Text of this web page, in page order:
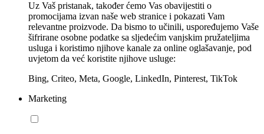
Uz Vaš pristanak, također ćemo Vas obavijestiti o
promocijama izvan naše web stranice i pokazati Vam
relevantne proizvode. Da bismo to učinili, uspoređujemo Vaše
šifrirane osobne podatke sa sljedećim vanjskim pružateljima
usluga i koristimo njihove kanale za online oglašavanje, pod
uvjetom da već koristite njihove usluge:
Bing, Criteo, Meta, Google, LinkedIn, Pinterest, TikTok
Marketing